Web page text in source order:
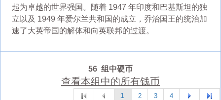
起为卓越的世界强国。随着 1947 年印度和巴基斯坦的独
立以及 1949 年爱尔兰共和国的成立，乔治国王的统治加
速了大英帝国的解体和向英联邦的过渡。
56 组中硬币
查看本组中的所有钱币
1 2 3 4